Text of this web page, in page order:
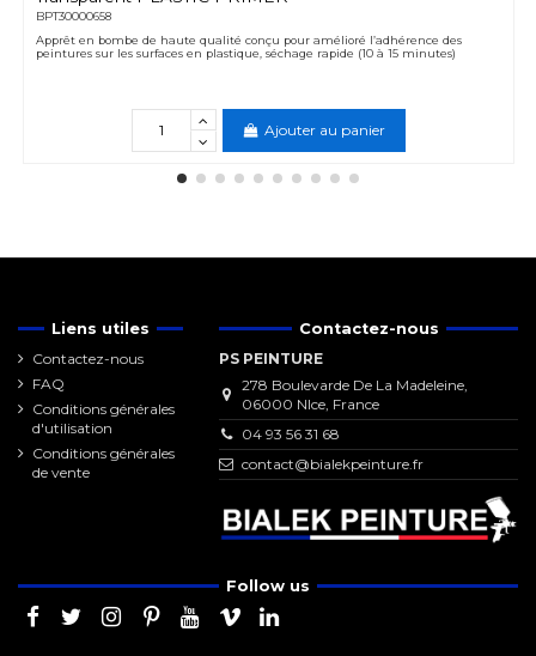
BPT30000658
Apprêt en bombe de haute qualité conçu pour amélioré l’adhérence des
peintures sur les surfaces en plastique, séchage rapide (10 à 15 minutes)
Ajouter au panier
Liens utiles
Contactez-nous
FAQ
Conditions générales
d'utilisation
Conditions générales
de vente
Contactez-nous
PS PEINTURE
278 Boulevarde De La Madeleine,
06000 NIce, France
04 93 56 31 68
contact@bialekpeinture.fr
Follow us